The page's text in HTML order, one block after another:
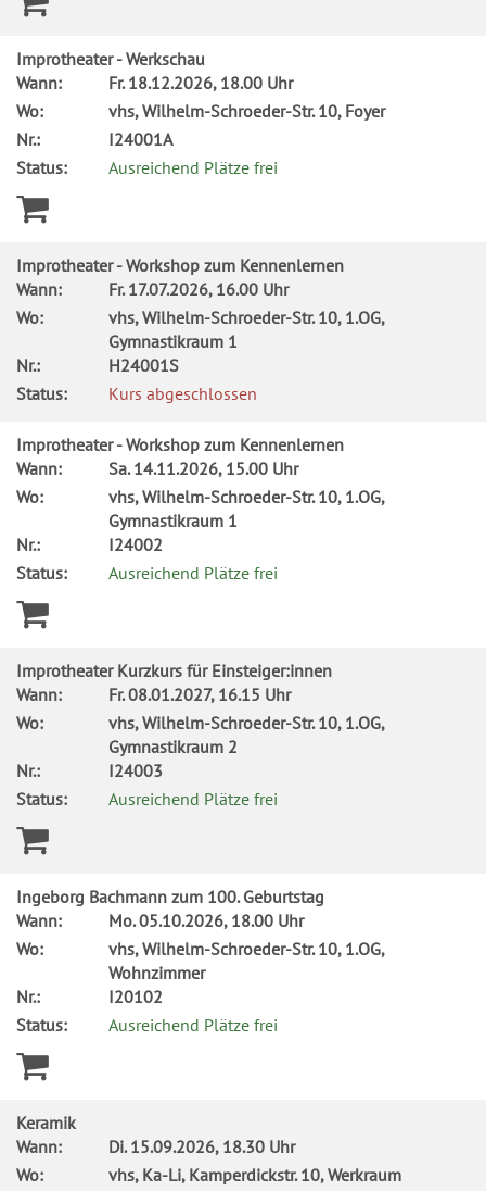
Improtheater - Werkschau
Wann:
Fr.18.12.2026, 18.00 Uhr
Wo:
vhs, Wilhelm-Schroeder-Str. 10, Foyer
Nr.:
I24001A
Status:
Ausreichend Plätze frei
Improtheater - Workshop zum Kennenlernen
Wann:
Fr.17.07.2026, 16.00 Uhr
Wo:
vhs, Wilhelm-Schroeder-Str. 10, 1.OG,
Gymnastikraum 1
Nr.:
H24001S
Status:
Kurs abgeschlossen
Improtheater - Workshop zum Kennenlernen
Wann:
Sa.14.11.2026, 15.00 Uhr
Wo:
vhs, Wilhelm-Schroeder-Str. 10, 1.OG,
Gymnastikraum 1
Nr.:
I24002
Status:
Ausreichend Plätze frei
Improtheater Kurzkurs für Einsteiger:innen
Wann:
Fr.08.01.2027, 16.15 Uhr
Wo:
vhs, Wilhelm-Schroeder-Str. 10, 1.OG,
Gymnastikraum 2
Nr.:
I24003
Status:
Ausreichend Plätze frei
Ingeborg Bachmann zum 100. Geburtstag
Wann:
Mo.05.10.2026, 18.00 Uhr
Wo:
vhs, Wilhelm-Schroeder-Str. 10, 1.OG,
Wohnzimmer
Nr.:
I20102
Status:
Ausreichend Plätze frei
Keramik
Wann:
Di.15.09.2026, 18.30 Uhr
Wo:
vhs, Ka-Li, Kamperdickstr. 10, Werkraum